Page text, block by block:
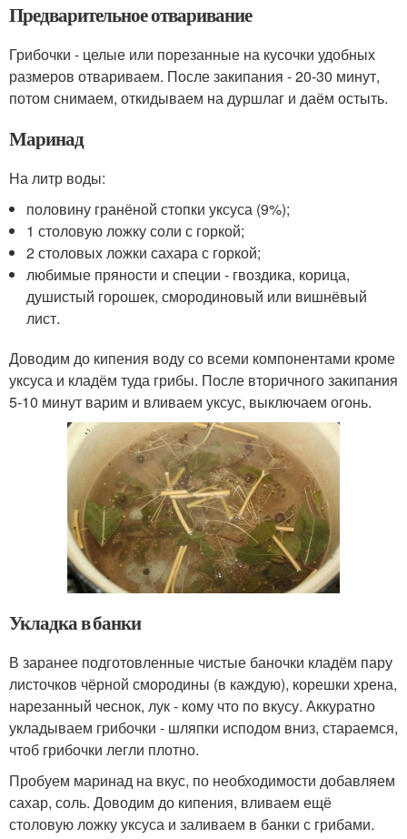
Предварительное отваривание
Грибочки - целые или порезанные на кусочки удобных
размеров отвариваем. После закипания - 20-30 минут,
потом снимаем, откидываем на дуршлаг и даём остыть.
Маринад
На литр воды:
половину гранёной стопки уксуса (9%);
1 столовую ложку соли с горкой;
2 столовых ложки сахара с горкой;
любимые пряности и специи - гвоздика, корица,
душистый горошек, смородиновый или вишнёвый
лист.
Доводим до кипения воду со всеми компонентами кроме
уксуса и кладём туда грибы. После вторичного закипания
5-10 минут варим и вливаем уксус, выключаем огонь.
Укладка в банки
В заранее подготовленные чистые баночки кладём пару
листочков чёрной смородины (в каждую), корешки хрена,
нарезанный чеснок, лук - кому что по вкусу. Аккуратно
укладываем грибочки - шляпки исподом вниз, стараемся,
чтоб грибочки легли плотно.
Пробуем маринад на вкус, по необходимости добавляем
сахар, соль. Доводим до кипения, вливаем ещё
столовую ложку уксуса и заливаем в банки с грибами.